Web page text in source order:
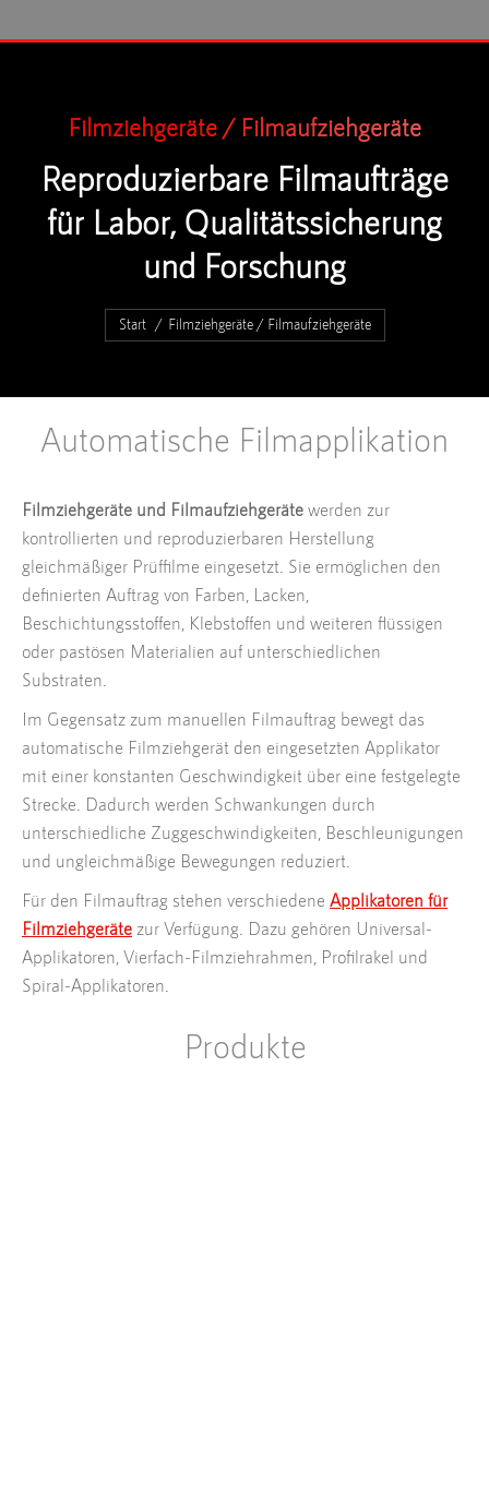
Filmziehgeräte / Filmaufziehgeräte
Reproduzierbare Filmaufträge
für Labor, Qualitätssicherung
und Forschung
Sie befinden sich hier:
Start Filmziehgeräte / Filmaufziehgeräte
Automatische Filmapplikation
Filmziehgeräte und Filmaufziehgeräte werden zur
kontrollierten und reproduzierbaren Herstellung
gleichmäßiger Prüffilme eingesetzt. Sie ermöglichen den
definierten Auftrag von Farben, Lacken,
Beschichtungsstoffen, Klebstoffen und weiteren flüssigen
oder pastösen Materialien auf unterschiedlichen
Substraten.
Im Gegensatz zum manuellen Filmauftrag bewegt das
automatische Filmziehgerät den eingesetzten Applikator
mit einer konstanten Geschwindigkeit über eine festgelegte
Strecke. Dadurch werden Schwankungen durch
unterschiedliche Zuggeschwindigkeiten, Beschleunigungen
und ungleichmäßige Bewegungen reduziert.
Für den Filmauftrag stehen verschiedene Applikatoren für
Filmziehgeräte zur Verfügung. Dazu gehören Universal-
Applikatoren, Vierfach-Filmziehrahmen, Profilrakel und
Spiral-Applikatoren.
Produkte